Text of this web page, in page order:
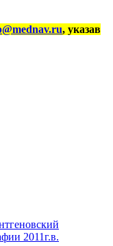
, указав
2011г.в.